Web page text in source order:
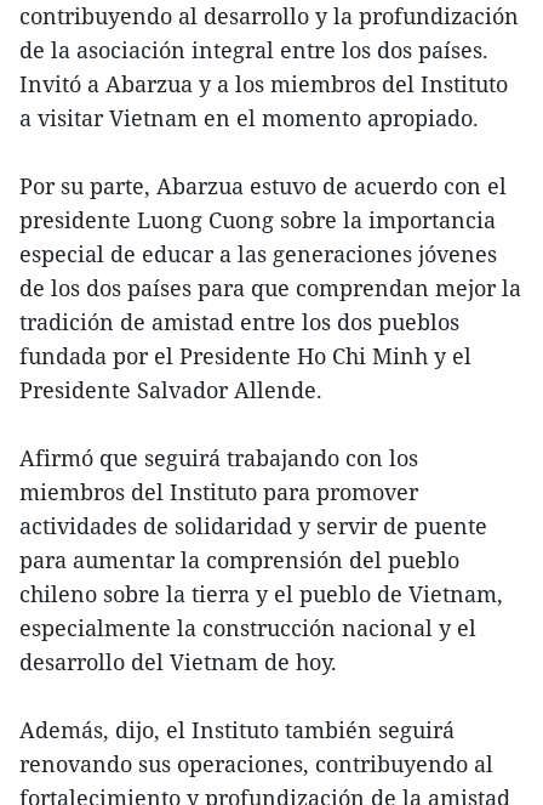
contribuyendo al desarrollo y la profundización
de la asociación integral entre los dos países.
Invitó a Abarzua y a los miembros del Instituto
a visitar Vietnam en el momento apropiado.
Por su parte, Abarzua estuvo de acuerdo con el
presidente Luong Cuong sobre la importancia
especial de educar a las generaciones jóvenes
de los dos países para que comprendan mejor la
tradición de amistad entre los dos pueblos
fundada por el Presidente Ho Chi Minh y el
Presidente Salvador Allende.
Afirmó que seguirá trabajando con los
miembros del Instituto para promover
actividades de solidaridad y servir de puente
para aumentar la comprensión del pueblo
chileno sobre la tierra y el pueblo de Vietnam,
especialmente la construcción nacional y el
desarrollo del Vietnam de hoy.
Además, dijo, el Instituto también seguirá
renovando sus operaciones, contribuyendo al
fortalecimiento y profundización de la amistad